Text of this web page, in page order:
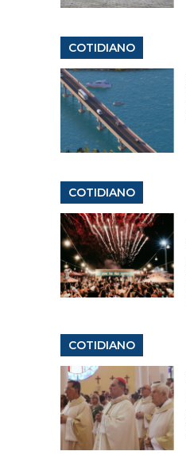
COTIDIANO
COTIDIANO
COTIDIANO